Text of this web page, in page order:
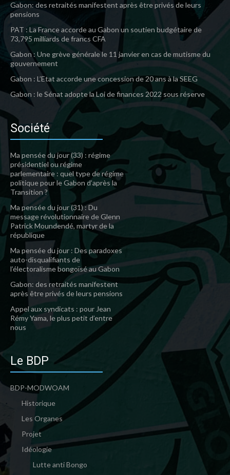
Gabon: des retraités manifestent après être privés de leurs
pensions
PAT : La France accorde au Gabon un soutien budgétaire de
73,795 milliards de francs CFA
Gabon : Une grève générale le 11 janvier en cas de mutisme du
gouvernement
Gabon : L’Etat accorde une concession de 20 ans à la SEEG
Gabon : le Sénat adopte la Loi de finances 2022 sous réserve
Société
Ma pensée du jour (33) : régime
présidentiel ou régime
parlementaire : quel type de régime
politique pour le Gabon d’après la
Transition ?
Ma pensée du jour (31) : Du
message révolutionnaire de Glenn
Patrick Moundendé, martyr de la
république
Ma pensée du jour : Des paradoxes
auto-disqualifiants de
l’électoralisme bongoïsé au Gabon
Gabon: des retraités manifestent
après être privés de leurs pensions
Appel aux syndicats : pour Jean
Rémy Yama, le plus petit d’entre
nous
Le BDP
BDP-MODWOAM
Historique
Les Organes
Projet
Idéologie
Lutte anti Bongo